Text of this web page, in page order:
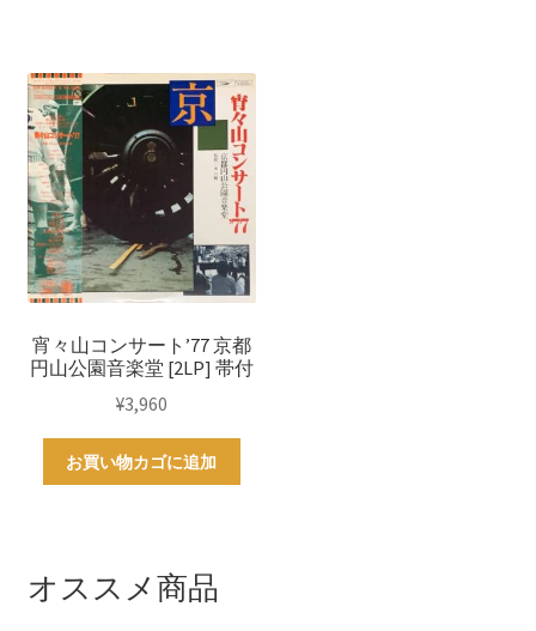
宵々山コンサート’77 京都
円山公園音楽堂 [2LP] 帯付
¥3,960
お買い物カゴに追加
オススメ商品